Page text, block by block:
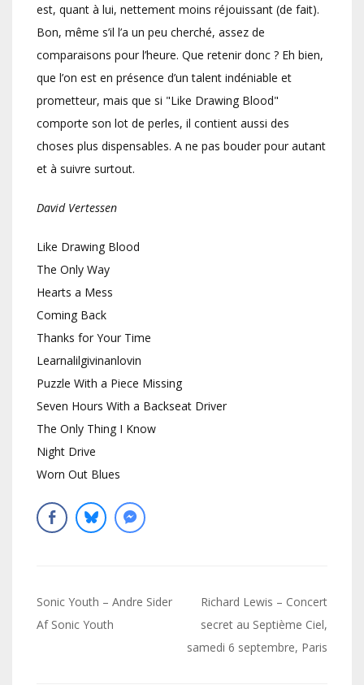
est, quant à lui, nettement moins réjouissant (de fait).
Bon, même s’il l’a un peu cherché, assez de
comparaisons pour l’heure. Que retenir donc ? Eh bien,
que l’on est en présence d’un talent indéniable et
prometteur, mais que si "Like Drawing Blood"
comporte son lot de perles, il contient aussi des
choses plus dispensables. A ne pas bouder pour autant
et à suivre surtout.
David Vertessen
Like Drawing Blood
The Only Way
Hearts a Mess
Coming Back
Thanks for Your Time
Learnalilgivinanlovin
Puzzle With a Piece Missing
Seven Hours With a Backseat Driver
The Only Thing I Know
Night Drive
Worn Out Blues
Navigation
de
Sonic Youth – Andre Sider
Af Sonic Youth
Richard Lewis – Concert
secret au Septième Ciel,
samedi 6 septembre, Paris